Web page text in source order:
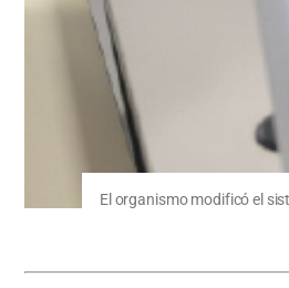
El organismo modificó el